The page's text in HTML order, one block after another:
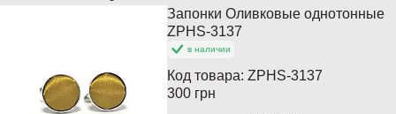
Запонки Оливковые однотонные
ZPHS-3137
в наличии
Код товара: ZPHS-3137
300 грн